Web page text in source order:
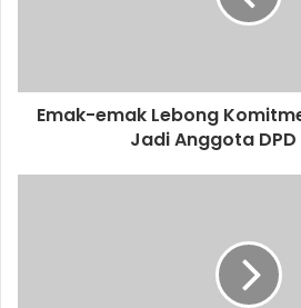
Emak-emak Lebong
Jadi Anggota DPD